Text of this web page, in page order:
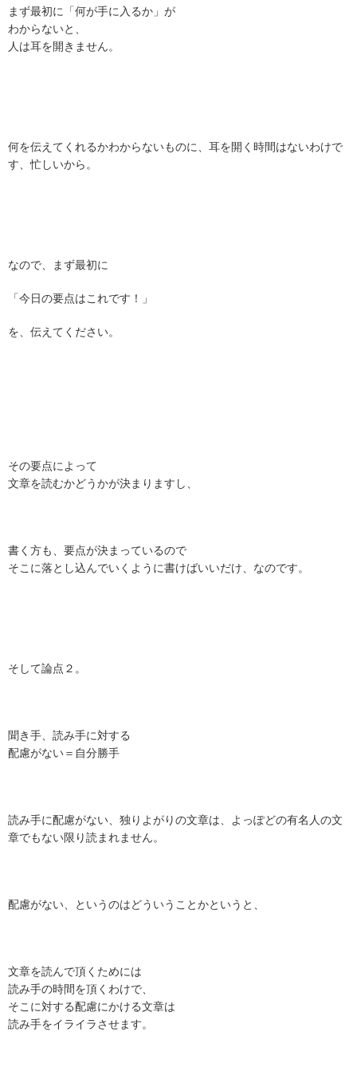
まず最初に「何が手に入るか」が
わからないと、
人は耳を開きません。
何を伝えてくれるかわからないものに、耳を開く時間はないわけで
す、忙しいから。
なので、まず最初に
「今日の要点はこれです！」
を、伝えてください。
その要点によって
文章を読むかどうかが決まりますし、
書く方も、要点が決まっているので
そこに落とし込んでいくように書けばいいだけ、なのです。
そして論点２。
聞き手、読み手に対する
配慮がない＝自分勝手
読み手に配慮がない、独りよがりの文章は、よっぽどの有名人の文
章でもない限り読まれません。
配慮がない、というのはどういうことかというと、
文章を読んで頂くためには
読み手の時間を頂くわけで、
そこに対する配慮にかける文章は
読み手をイライラさせます。